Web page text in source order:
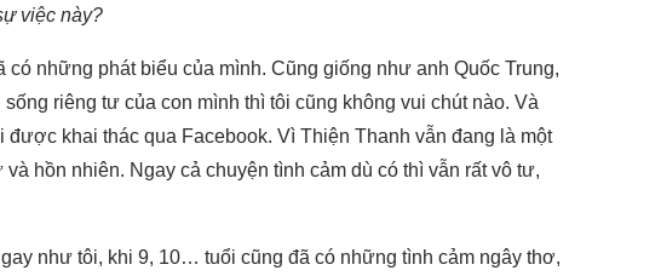
việc này?
có những phát biểu của mình. Cũng giống như anh Quốc Trung,
riêng tư của con mình thì tôi cũng không vui chút nào. Và
khai thác qua Facebook. Vì Thiện Thanh vẫn đang là một
hồn nhiên. Ngay cả chuyện tình cảm dù có thì vẫn rất vô tư,
như tôi, khi 9, 10… tuổi cũng đã có những tình cảm ngây thơ,